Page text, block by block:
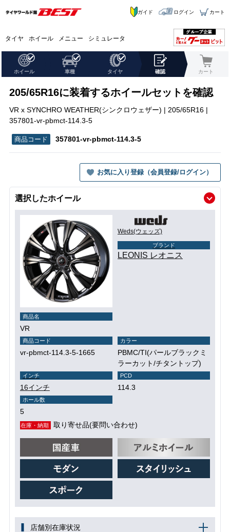
タイヤ ホイール メニュー シミュレータ
ガイド ログイン カート
ホイール 車種 タイヤ 確認 カート
205/65R16に装着するホイールセットを確認
VR x SYNCHRO WEATHER(シンクロウェザー) | 205/65R16 |
357801-vr-pbmct-114.3-5
357801-vr-pbmct-114.3-5
お気に入り登録（会員登録/ログイン）
選択したホイール
Weds(ウェッズ)
ブランド
LEONIS レオニス
商品名
VR
商品コード
vr-pbmct-114.3-5-1665
カラー
PBMC/TI(パールブラックミ
ラーカット/チタントップ)
インチ
16インチ
PCD
114.3
ホール数
5
在庫・納期 取り寄せ品(要問い合わせ)
店舗別在庫状況